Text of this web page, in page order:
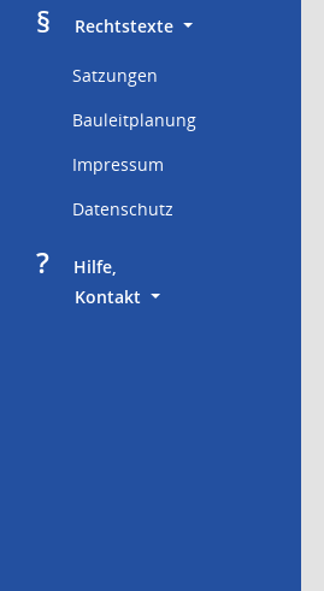
§
     Rechtstexte
Satzungen
Bauleitplanung
Impressum
Datenschutz
?
     Hilfe,
Kontakt